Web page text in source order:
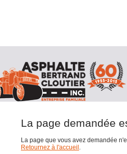
La page demandée
La page que vous avez demandée
Retournez à l'accueil .